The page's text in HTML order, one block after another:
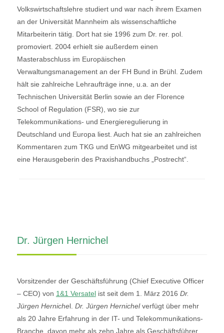
Volkswirtschaftslehre studiert und war nach ihrem Examen
an der Universität Mannheim als wissenschaftliche
Mitarbeiterin tätig. Dort hat sie 1996 zum Dr. rer. pol.
promoviert. 2004 erhielt sie außerdem einen
Masterabschluss im Europäischen
Verwaltungsmanagement an der FH Bund in Brühl. Zudem
hält sie zahlreiche Lehraufträge inne, u.a. an der
Technischen Universität Berlin sowie an der Florence
School of Regulation (FSR), wo sie zur
Telekommunikations- und Energieregulierung in
Deutschland und Europa liest. Auch hat sie an zahlreichen
Kommentaren zum TKG und EnWG mitgearbeitet und ist
eine Herausgeberin des Praxishandbuchs „Postrecht“.
Dr. Jürgen Hernichel
Vorsitzender der Geschäftsführung (Chief Executive Officer
– CEO) von 1&1 Versatelist seit dem 1. März 2016 Dr.
Jürgen Hernichel. Dr. Jürgen Hernichelverfügt über mehr
als 20 Jahre Erfahrung in der IT- und Telekommunikations-
Branche, davon mehr als zehn Jahre als Geschäftsführer